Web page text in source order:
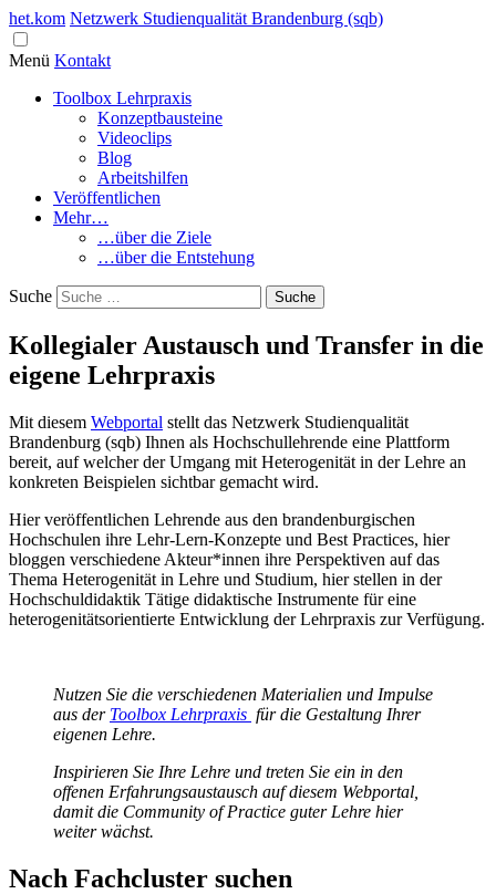
het.kom Netzwerk Studienqualität Brandenburg (sqb)
Menü Kontakt
Toolbox Lehrpraxis
Konzeptbausteine
Videoclips
Blog
Arbeitshilfen
Veröffentlichen
Mehr…
…über die Ziele
…über die Entstehung
Suche
Kollegialer Austausch und Transfer in die
eigene Lehrpraxis
Mit diesem Webportal stellt das Netzwerk Studienqualität
Brandenburg (sqb) Ihnen als Hochschullehrende eine Plattform
bereit, auf welcher der Umgang mit Heterogenität in der Lehre an
konkreten Beispielen sichtbar gemacht wird.
Hier veröffentlichen Lehrende aus den brandenburgischen
Hochschulen ihre Lehr-Lern-Konzepte und Best Practices, hier
bloggen verschiedene Akteur*innen ihre Perspektiven auf das
Thema Heterogenität in Lehre und Studium, hier stellen in der
Hochschuldidaktik Tätige didaktische Instrumente für eine
heterogenitätsorientierte Entwicklung der Lehrpraxis zur Verfügung.
Nutzen Sie die verschiedenen Materialien und Impulse
aus der Toolbox Lehrpraxis für die Gestaltung Ihrer
eigenen Lehre.
Inspirieren Sie Ihre Lehre und treten Sie ein in den
offenen Erfahrungsaustausch auf diesem Webportal,
damit die Community of Practice guter Lehre hier
weiter wächst.
Nach Fachcluster suchen